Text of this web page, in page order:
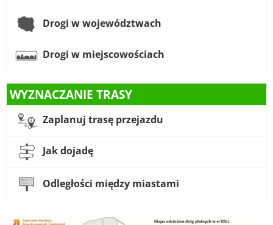
Drogi w województwach
Drogi w miejscowościach
WYZNACZANIE TRASY
Zaplanuj trasę przejazdu
Jak dojadę
Odległości między miastami